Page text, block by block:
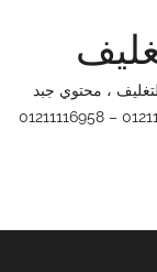
، محتوي جبد